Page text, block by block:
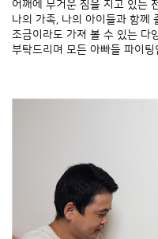
어깨에 무거운 짐을 지고 있는
나의 가족, 나의 아이들과 함께
조금이라도 가져 볼 수 있는 다
부탁드리며 모든 아빠들 파이